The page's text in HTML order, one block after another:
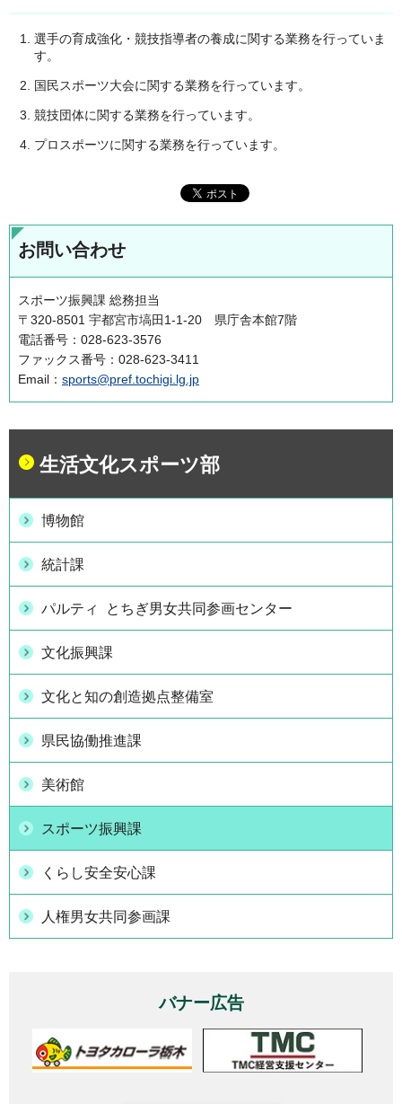
選手の育成強化・競技指導者の養成に関する業務を行っていま
す。
国民スポーツ大会に関する業務を行っています。
競技団体に関する業務を行っています。
プロスポーツに関する業務を行っています。
お問い合わせ
スポーツ振興課 総務担当
〒320-8501 宇都宮市塙田1-1-20 県庁舎本館7階
電話番号：028-623-3576
ファックス番号：028-623-3411
Email： sports@pref.tochigi.lg.jp
生活文化スポーツ部
博物館
統計課
パルティ とちぎ男女共同参画センター
文化振興課
文化と知の創造拠点整備室
県民協働推進課
美術館
スポーツ振興課
くらし安全安心課
人権男女共同参画課
バナー広告